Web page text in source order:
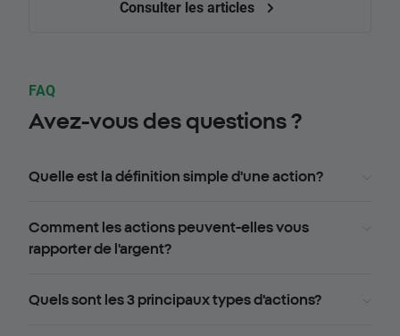
Consulter les articles
FAQ
Avez-vous des questions ?
Quelle est la définition simple d'une action?
Comment les actions peuvent-elles vous
rapporter de l'argent?
Quels sont les 3 principaux types d'actions?